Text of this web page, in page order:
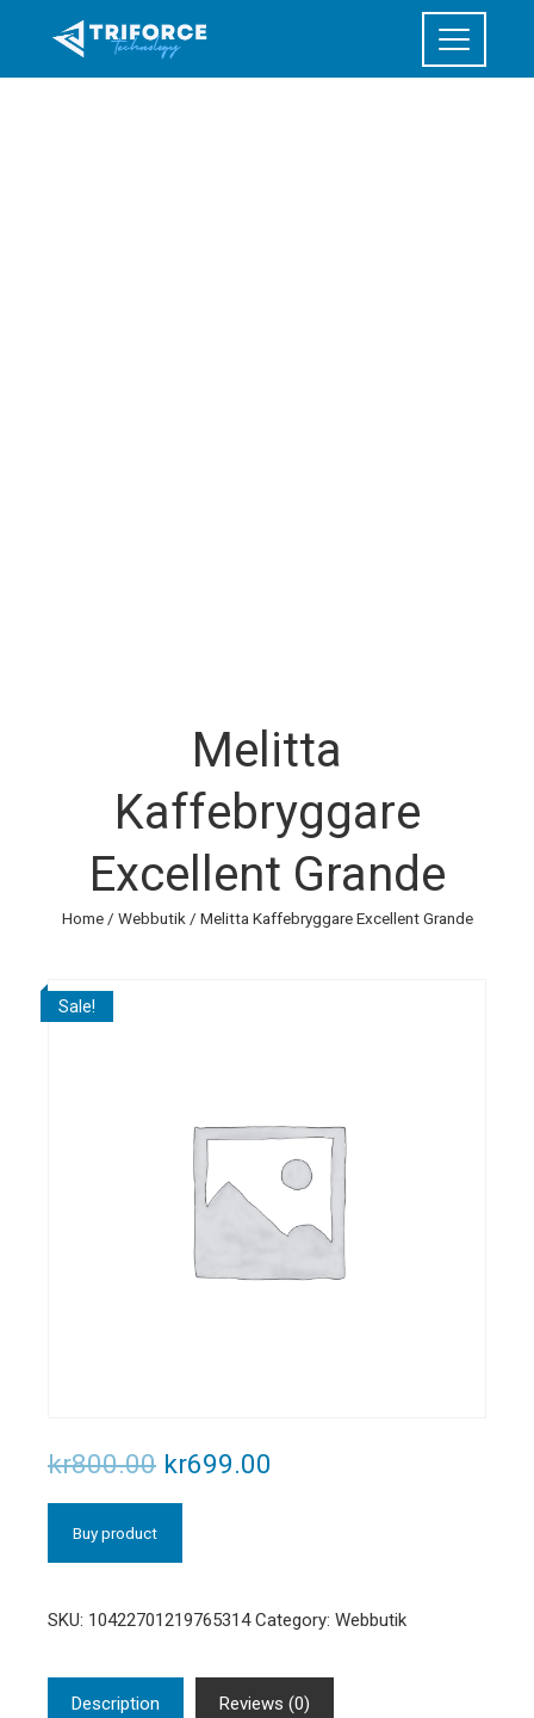
Melitta
Kaffebryggare
Excellent Grande
Home/ Webbutik / Melitta Kaffebryggare Excellent Grande
Sale!
kr800.00 kr699.00
Buy product
SKU: 10422701219765314 Category: Webbutik
Description Reviews (0)